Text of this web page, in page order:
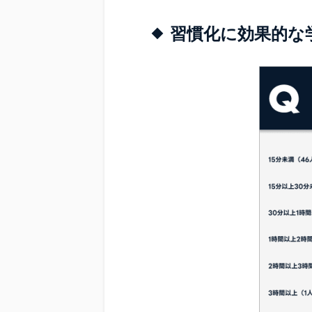
習慣化に効果的な